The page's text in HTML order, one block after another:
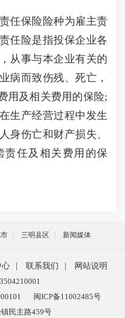
保险险种为雇主责
任险是指投保企业各
从事与本企业有关的
病而致伤残、死亡，
用及相关费用的保险;
生产经营过程中发生
身伤亡和财产损失、
责任及相关费用的保
三明县区 新闻媒体
心 联系我们
网站说明
闽ICP备11002485号
民主路459号